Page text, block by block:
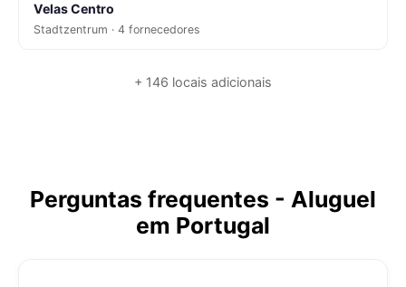
Velas Centro
Stadtzentrum · 4 fornecedores
+ 146 locais adicionais
Perguntas frequentes - Aluguel
em Portugal